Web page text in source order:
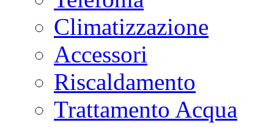
Climatizzazione
Accessori
Riscaldamento
Trattamento Acqua